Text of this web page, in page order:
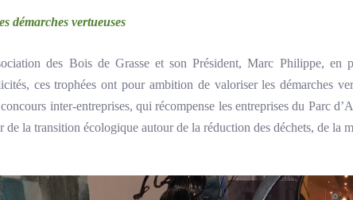
démarches vertueuses
des Bois de Grasse et son Président, Marc Philippe, en
ces trophées ont pour ambition de valoriser les démarches
inter-entreprises, qui récompense les entreprises du Parc
de la transition écologique autour de la réduction des déchets, de la